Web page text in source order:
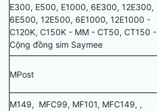
E300, E500, E1000, 6E300, 12E300,
6E500, 12E500, 6E1000, 12E1000 -
C120K, C150K - MM - CT50, CT150 -
Cộng đồng sim Saymee
MPost
M149, MFC99, MF101, MFC149, ,